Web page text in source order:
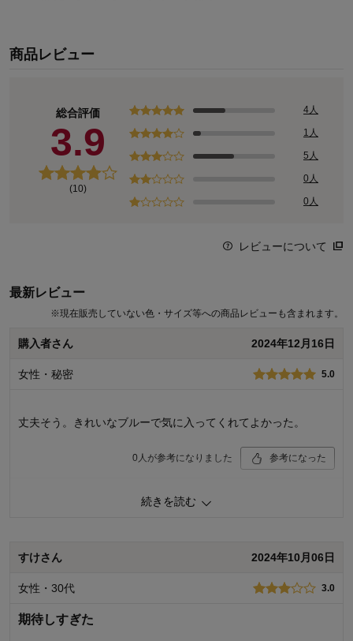
商品レビュー
総合評価
3.9
(10)
4人
1人
5人
0人
0人
レビューについて
最新レビュー
※現在販売していない色・サイズ等への商品レビューも含まれます。
購入者さん 2024年12月16日
女性・秘密 5.0
丈夫そう。きれいなブルーで気に入ってくれてよかった。
0 人が参考になりました 参考になった
5.0
続きを読む
すけさん 2024年10月06日
女性・30代 3.0
期待しすぎた